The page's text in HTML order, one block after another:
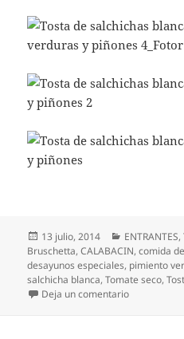
Publicado
el
13 julio, 2014 Categorías
ENTRANTES,
Bruschetta,CALABACIN,comida
desayunos especiales, pimiento
salchicha blanca,Tomate seco,
Deja un comentarioen Tosta de